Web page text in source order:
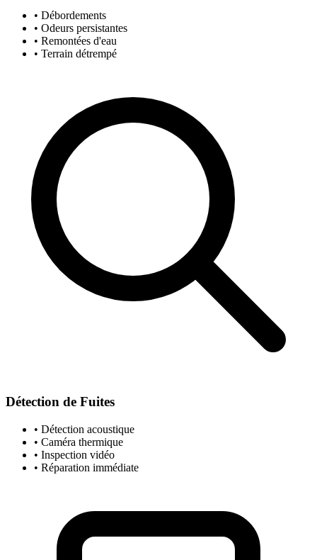
• Débordements
• Odeurs persistantes
• Remontées d'eau
• Terrain détrempé
Détection de Fuites
• Détection acoustique
• Caméra thermique
• Inspection vidéo
• Réparation immédiate